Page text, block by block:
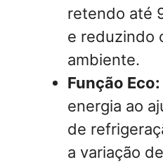
retendo até
e reduzindo
ambiente.
Função Eco:
energia ao
de
a variação